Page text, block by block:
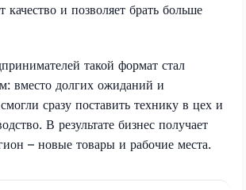
качество и позволяет брать больше
такой формат стал
вместо долгих ожиданий и
сразу поставить технику в цех и
В результате бизнес получает
– новые товары и рабочие места.